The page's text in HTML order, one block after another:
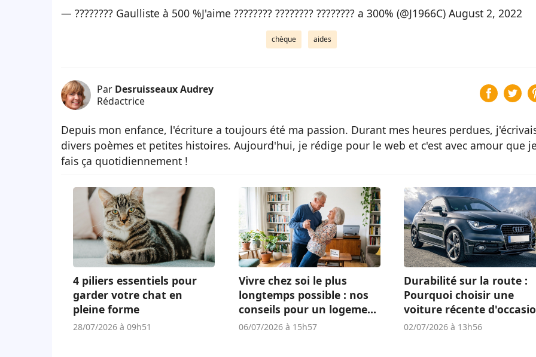
— ???????? Gaulliste à 500 %J'aime ???????? ???????? ???????? a 300% (@J1966C) August 2, 2022
chèque aides
Par Desruisseaux Audrey
Rédactrice
Depuis mon enfance, l'écriture a toujours été ma passion. Durant mes heures perdues,
divers poèmes et petites histoires. Aujourd'hui, je rédige pour le web et c'est avec amour que
fais ça quotidiennement !
4 piliers essentiels pour
garder votre chat en
pleine forme
28/07/2026 à 09h51
Vivre chez soi le plus
longtemps possible : nos
conseils pour un logement
adapté
06/07/2026 à 15h57
Durabilité sur la route :
Pourquoi choisir une
voiture récente
est un atout écologique
02/07/2026 à 13h56